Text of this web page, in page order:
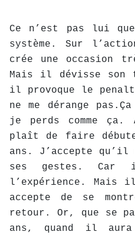
Ce n’est pas lui
système. Sur
crée une occasion
Mais il dévisse
il provoque le
ne me dérange
je perds comme
plaît de faire
ans. J’accepte
ses gestes. Car
l’expérience.
accepte de se
retour. Or, que se
ans, quand il aura